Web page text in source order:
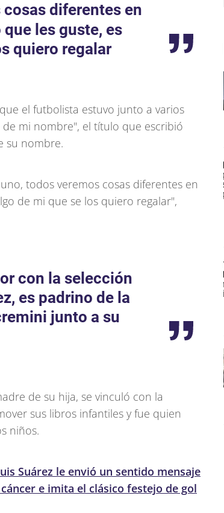
diferentes en
que les guste, es
quiero regalar
el futbolista estuvo junto a varios
mi nombre", el título que escribió
su nombre.
todos veremos cosas diferentes en
de mi que se los quiero regalar",
con la selección
es padrino de la
junto a su
de su hija, se vinculó con la
sus libros infantiles y fue quien
niños.
Suárez le envió un sentido mensaje
e imita el clásico festejo de gol